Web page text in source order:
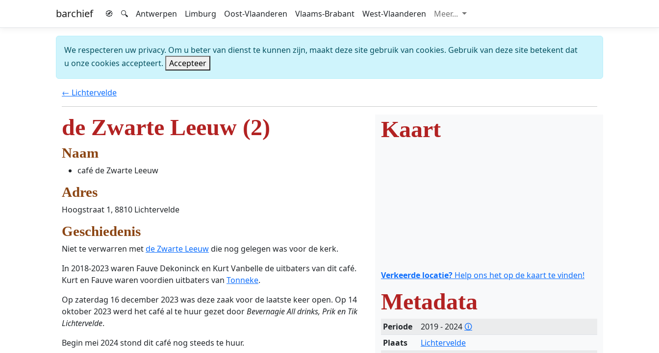
barchief 🧭 🔍 Antwerpen Limburg Oost-Vlaanderen Vlaams-Brabant West-Vlaanderen Meer...
We respecteren uw privacy. Om u beter van dienst te kunnen zijn, maakt deze site gebruik van cookies. Gebruik van deze site betekent dat
u onze cookies accepteert. Accepteer
← Lichtervelde
de Zwarte Leeuw (2)
Naam
café de Zwarte Leeuw
Adres
Hoogstraat 1, 8810 Lichtervelde
Geschiedenis
Niet te verwarren metde Zwarte Leeuwdie nog gelegen was voor de kerk.
In 2018-2023 waren Fauve Dekoninck en Kurt Vanbelle de uitbaters van dit café.
Kurt en Fauve waren voordien uitbaters van Tonneke.
Op zaterdag 16 december 2023 was deze zaak voor de laatste keer open. Op 14
oktober 2023 werd het café al te huur gezet doorBevernagie All drinks, Prik en Tik
Lichtervelde.
Begin mei 2024 stond dit café nog steeds te huur.
Kaart
Verkeerde locatie? Help ons het op de kaart te vinden!
Metadata
Periode 2019 - 2024🛈
Plaats
Lichtervelde